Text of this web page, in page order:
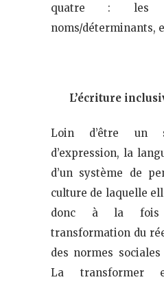
quatre : les
noms/déterminants,
L’écriture
Loin d’être un
d’expression, la
d’un système de
culture de laquelle
donc à la
transformation du
des normes
La transformer